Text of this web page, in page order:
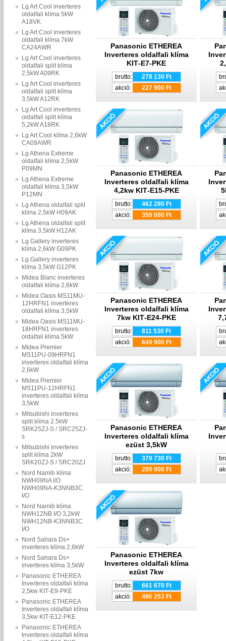
Lg Art Cool inverteres
oldalfali klíma 5kW
A18VK
Lg Art Cool inverteres
oldalfali klíma 7kW
CA24AWR
Lg Art Cool inverteres
oldalfali split klíma
2,5kW A09RK
Lg Art Cool inverteres
oldalfali split klíma
3,5kW A12RK
Lg Art Cool inverteres
oldalfali split klíma
5,2kW A18RK
Lg Art Cool klíma 2,6kW
CA09AWR
Lg Athena Extreme
oldalfali klíma 2,5kW
P09MN
Lg Athena Extreme
oldalfali klíma 3,5kW
P12MN
Lg Athena oldalfali split
klíma 2,5kW H09AK
Lg Athena oldalfali split
klíma 3,5kW H12AK
Lg Gallery inverteres
klíma 2,6kW G09PK
Lg Gallery inverteres
klíma 3,5kW G12PK
Midea Blanc inverteres
oldalfali klíma 2,6kW
Midea Oasis MS11MU-
12HRFN1 inverteres
oldalfali klíma 3,5kW
Midea Oasis MS11MU-
18HRFN1 inverteres
oldalfali klíma 5kW
Midea Premier
MS11PU-09HRFN1
inverteres oldalfali klíma
2,6kW
Midea Premier
MS11PU-12HRFN1
inverteres oldalfali klíma
3,5kW
Mitsubishi inverteres
split klíma 2.5kW
SRK25ZJ-S / SRC25ZJ-
s
Mitsubishi inverteres
split klíma 2kW
SRK20ZJ-S / SRC20ZJ
Nord Namib klíma
NWH09NA I/O
NWH09NA-K3NNB3C
I/O
Nord Namib klíma
NWH12NB I/O 3,2kW
NWH12NB-K3NNB3C
I/O
Nord Sahara Ds+
inverteres klíma 2,6kW
Nord Sahara Ds+
inverteres klíma 3,5kW
Panasonic ETHEREA
Inverteres oldalfali klíma
2,5kw KIT‐E9‐PKE
Panasonic ETHEREA
Inverteres oldalfali klíma
3,5kw KIT‐E12‐PKE
Panasonic ETHEREA
Inverteres oldalfali klíma
Panasonic ETHEREA
Inverteres oldalfali klíma
KIT‐E7‐PKE
brutto:
278 130 Ft
akció:
227 900 Ft
Panasonic ETHEREA
Inverteres oldalfali klíma
4,2kw KIT‐E15‐PKE
brutto:
462 280 Ft
akció:
359 000 Ft
Panasonic ETHEREA
Inverteres oldalfali klíma
7kw KIT‐E24‐PKE
brutto:
811 530 Ft
akció:
649 900 Ft
Panasonic ETHEREA
Inverteres oldalfali klíma
ezüst 3,5kW
brutto:
379 730 Ft
akció:
299 900 Ft
Panasonic ETHEREA
Inverteres oldalfali klíma
ezüst 7kw
brutto:
661 670 Ft
akció:
496 253 Ft